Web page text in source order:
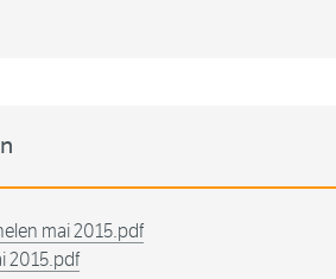
mai 2015.pdf
2015.pdf